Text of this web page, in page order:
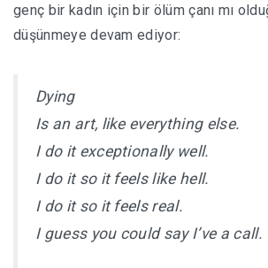
genç bir kadın için bir ölüm çanı mı
düşünmeye devam ediyor:
Dying
Is an art, like everything else.
I do it exceptionally well.
I do it so it feels like hell.
I do it so it feels real.
I guess you could say I’ve a call.